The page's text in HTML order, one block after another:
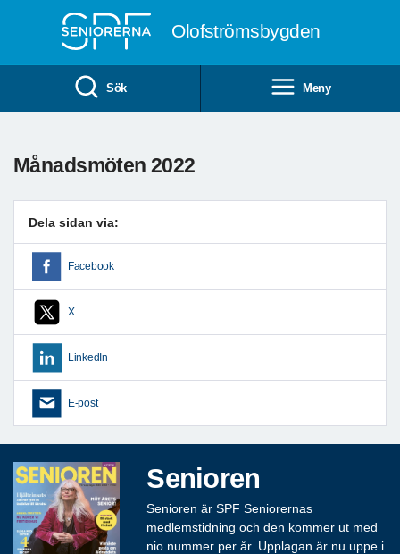
Olofströmsbygden
Sök Meny
Månadsmöten 2022
Dela sidan via:
Facebook
X
LinkedIn
E-post
Senioren
Senioren är SPF Seniorernas
medlemstidning och den kommer ut med
nio nummer per år. Upplagan är nu uppe i